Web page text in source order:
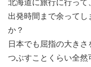
北海道に旅行に行っ
出発時間まで余って
か？
日本でも屈指の大き
つぶすことくらい全然